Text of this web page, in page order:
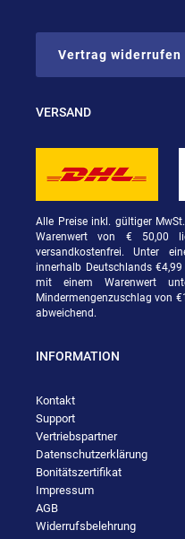
Vertrag widerrufen
VERSAND
Alle Preise inkl. gültiger
Warenwert von € 50,00
versandkostenfrei. Unter
innerhalb Deutschlands
mit einem Warenwert
Mindermengenzuschlag von
abweichend.
INFORMATION
Kontakt
Support
Vertriebspartner
Datenschutzerklärung
Bonitätszertifikat
Impressum
AGB
Widerrufsbelehrung